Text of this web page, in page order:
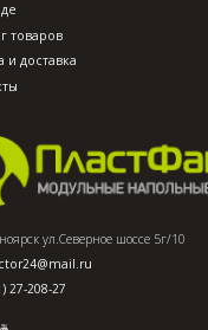
товаров
и доставка
ул.Северное шоссе 5г/10
27-208-27